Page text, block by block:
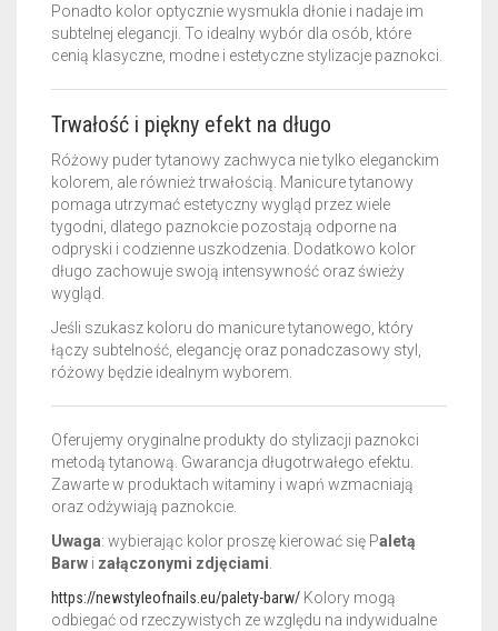
Ponadto kolor optycznie wysmukla dłonie i nadaje im
subtelnej elegancji. To idealny wybór dla osób, które
cenią klasyczne, modne i estetyczne stylizacje paznokci.
Trwałość i piękny efekt na długo
Różowy puder tytanowy zachwyca nie tylko eleganckim
kolorem, ale również trwałością. Manicure tytanowy
pomaga utrzymać estetyczny wygląd przez wiele
tygodni, dlatego paznokcie pozostają odporne na
odpryski i codzienne uszkodzenia. Dodatkowo kolor
długo zachowuje swoją intensywność oraz świeży
wygląd.
Jeśli szukasz koloru do manicure tytanowego, który
łączy subtelność, elegancję oraz ponadczasowy styl,
różowy będzie idealnym wyborem.
Oferujemy oryginalne produkty do stylizacji paznokci
metodą tytanową. Gwarancja długotrwałego efektu.
Zawarte w produktach witaminy i wapń wzmacniają
oraz odżywiają paznokcie.
Uwaga: wybierając kolor proszę kierować się Paletą
Barw i załączonymi zdjęciami
https://newstyleofnails.eu/palety-barw/ Kolory mogą
odbiegać od rzeczywistych ze względu na indywidualne